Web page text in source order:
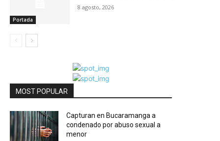
Portada
8 agosto, 2026
MOST POPULAR
Capturan en Bucaramanga a
condenado por abuso sexual a
menor